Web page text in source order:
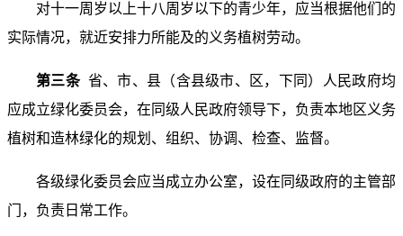
对十一周岁以上十八周岁以下的青少年，应当根据他们的
实际情况，就近安排力所能及的义务植树劳动。
第三条 省、市、县（含县级市、区，下同）人民政府均
应成立绿化委员会，在同级人民政府领导下，负责本地区义务
植树和造林绿化的规划、组织、协调、检查、监督。
各级绿化委员会应当成立办公室，设在同级政府的主管部
门，负责日常工作。